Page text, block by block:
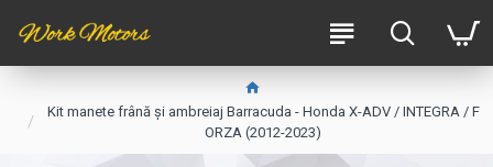
Kit manete frână și ambreiaj Barracuda - Honda X-ADV / INTEGRA / F
ORZA (2012-2023)